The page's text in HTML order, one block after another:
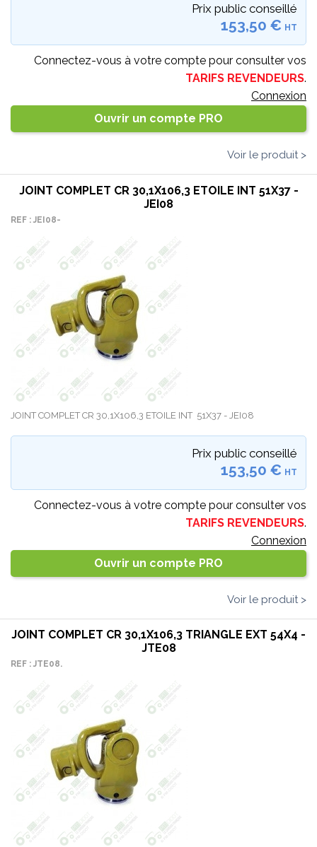
Prix public conseillé
153,50 € HT
Connectez-vous à votre compte pour consulter vos
TARIFS REVENDEURS.
Connexion
Ouvrir un compte PRO
Voir le produit >
JOINT COMPLET CR 30,1X106,3 ETOILE INT 51X37 -
JEI08
REF : JEI08-
JOINT COMPLET CR 30,1X106,3 ETOILE INT 51X37 - JEI08
Prix public conseillé
153,50 € HT
Connectez-vous à votre compte pour consulter vos
TARIFS REVENDEURS.
Connexion
Ouvrir un compte PRO
Voir le produit >
JOINT COMPLET CR 30,1X106,3 TRIANGLE EXT 54X4 -
JTE08
REF : JTE08.